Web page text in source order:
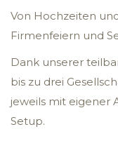
Von Hochzeiten
Firmenfeiern und
Dank unserer
bis zu drei
jeweils mit eigener
Setup.